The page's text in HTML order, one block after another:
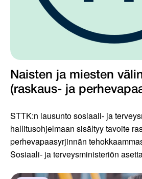
Naisten ja miesten
(raskaus- ja
STTK:n lausunto sosiaali- ja
hallitusohjelmaan sisältyy tavoite
perhevapaasyrjinnän
Sosiaali- ja terveysministeriön